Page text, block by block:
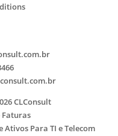
CLConsult
Ativos Para TI e Telecom